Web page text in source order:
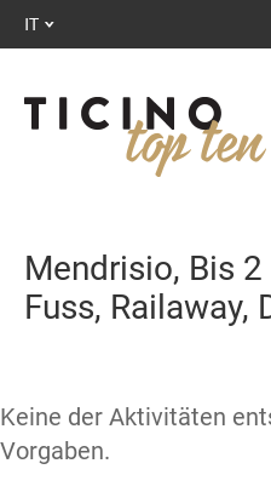
IT
Mendrisio, Bis 2
Fuss, Railaway,
Keine der Aktivitäten
Vorgaben.